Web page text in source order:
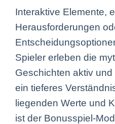
Interaktive Elemente,
Herausforderungen
Spieler erleben die
Geschichten aktiv
ein tieferes
liegenden Werte und
ist der Bonusspiel-